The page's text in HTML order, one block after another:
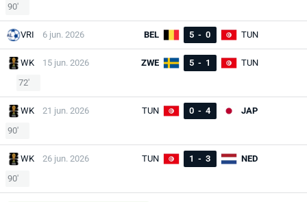
90'
VRI 6 jun. 2026 BEL 5 - 0 TUN
WK 15 jun. 2026 ZWE 5 - 1
TUN
72'
WK 21 jun. 2026 TUN 0 - 4
JAP
90'
WK 26 jun. 2026 TUN 1 - 3
NED
90'